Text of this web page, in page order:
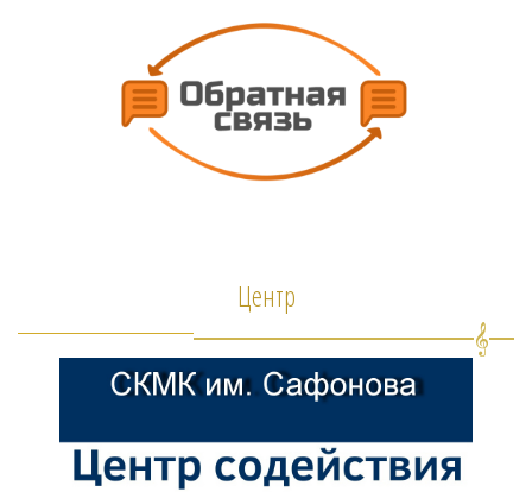
Центр